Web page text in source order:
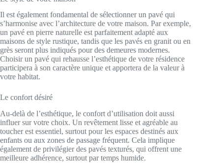
Il est également fondamental de sélectionner un pavé qui
s’harmonise avec l’architecture de votre maison. Par exemple,
un pavé en pierre naturelle est parfaitement adapté aux
maisons de style rustique, tandis que les pavés en granit ou en
grès seront plus indiqués pour des demeures modernes.
Choisir un pavé qui rehausse l’esthétique de votre résidence
participera à son caractère unique et apportera de la valeur à
votre habitat.
Le confort désiré
Au-delà de l’esthétique, le confort d’utilisation doit aussi
influer sur votre choix. Un revêtement lisse et agréable au
toucher est essentiel, surtout pour les espaces destinés aux
enfants ou aux zones de passage fréquent. Cela implique
également de privilégier des pavés texturés, qui offrent une
meilleure adhérence, surtout par temps humide.